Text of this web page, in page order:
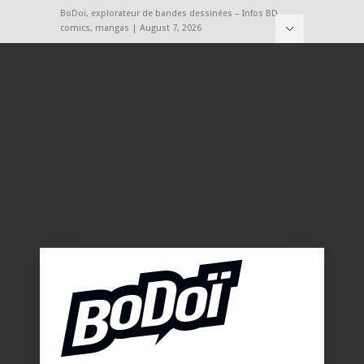
BoDoï, explorateur de bandes dessinées – Infos BD,
comics, mangas | August 7, 2026